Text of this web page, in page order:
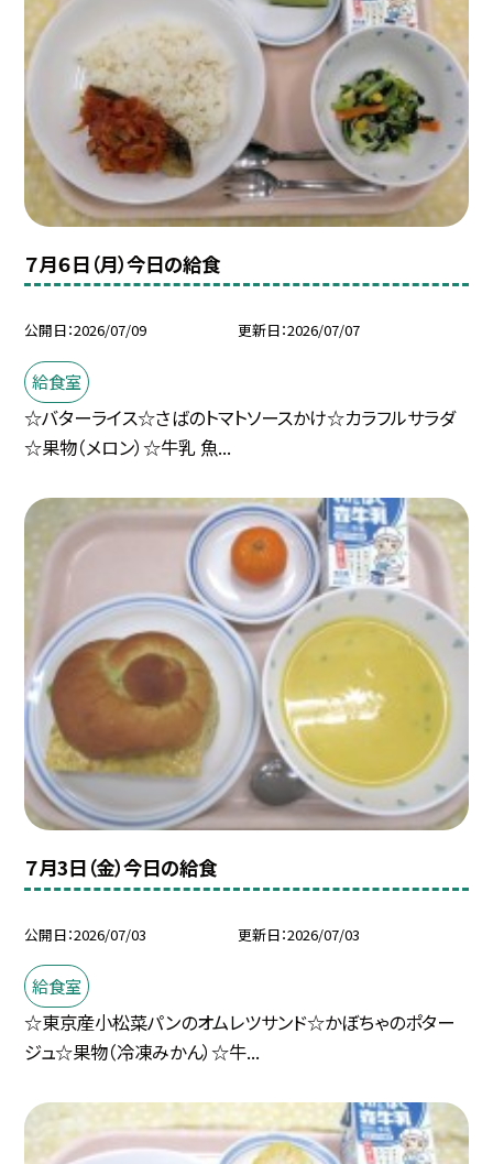
７月６日（月）今日の給食
公開日 2026/07/09 更新日 2026/07/07
給食室
☆バターライス☆さばのトマトソースかけ☆カラフルサラダ
☆果物（メロン）☆牛乳 魚...
７月3日（金）今日の給食
公開日 2026/07/03 更新日 2026/07/03
給食室
☆東京産小松菜パンのオムレツサンド☆かぼちゃのポター
ジュ☆果物（冷凍みかん）☆牛...